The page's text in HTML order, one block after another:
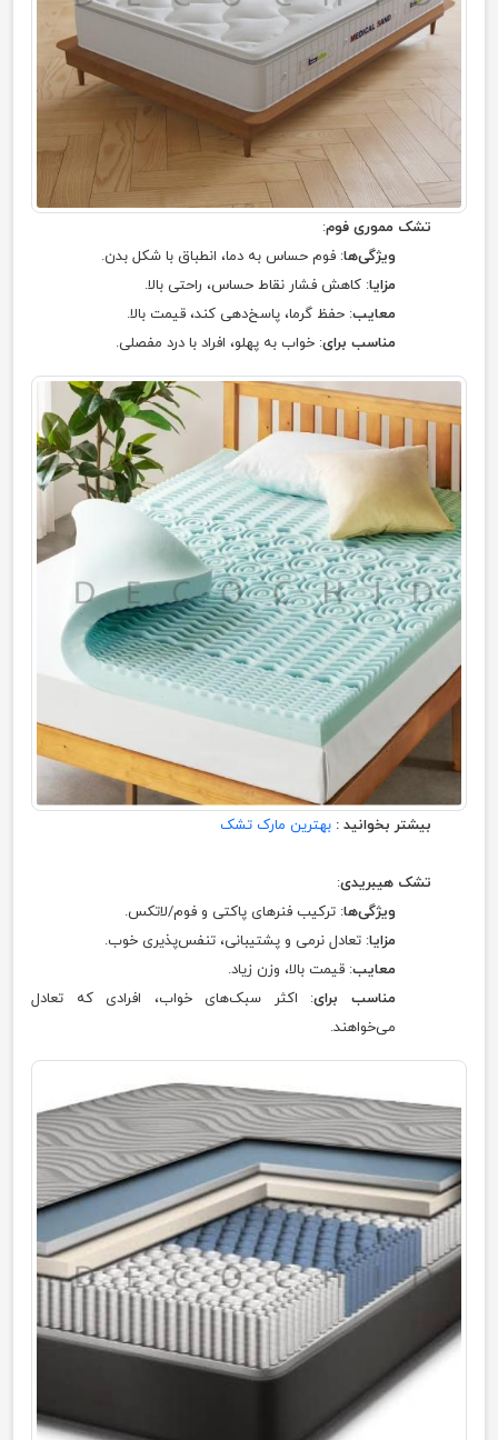
تشک مموری فوم:
ویژگی‌ها: فوم حساس به دما، انطباق با شکل بدن.
مزایا: کاهش فشار نقاط حساس، راحتی بالا.
معایب: حفظ گرما، پاسخ‌دهی کند، قیمت بالا.
مناسب برای: خواب به پهلو، افراد با درد مفصلی.
بیشتر بخوانید : بهترین مارک تشک
تشک هیبریدی:
ویژگی‌ها: ترکیب فنرهای پاکتی و فوم/لاتکس.
مزایا: تعادل نرمی و پشتیبانی، تنفس‌پذیری خوب.
معایب: قیمت بالا، وزن زیاد.
مناسب برای: اکثر سبک‌های خواب، افرادی که تعادل
می‌خواهند.